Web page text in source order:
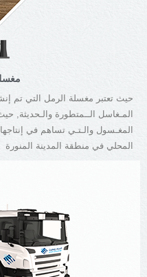
حيث تعتبر مغسلة الرمل التي تم
المـغاسل الــمتطورة والـحديثة,
المغـسول والـتـي تساهم في
المحلي في منطقة المدينة المنورة